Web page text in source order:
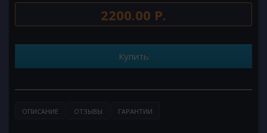
2200.00 Р.
Купить
ОПИСАНИЕ ОТЗЫВЫ ГАРАНТИИ